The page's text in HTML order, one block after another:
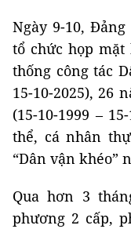
Ngày 9-10,
tổ chức họp
thống công tác
15-10-2025), 26
(15-10-1999 –
thể, cá nhân
“Dân vận khéo”
Qua hơn 3
phương 2 cấp,